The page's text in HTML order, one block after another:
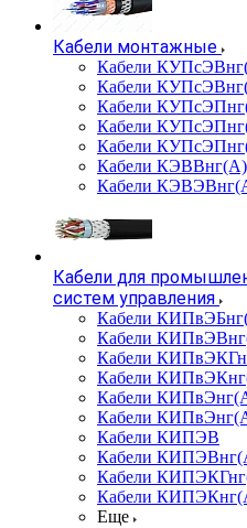
Кабели монтажные
Кабели
Кабели
Кабели
Кабели
Кабели
Кабели
Кабели
Кабели для
систем управления
Кабели
Кабели
Кабели
Кабели
Кабели
Кабели
Кабели КИПЭВ
Кабели
Кабели
Кабели
Еще